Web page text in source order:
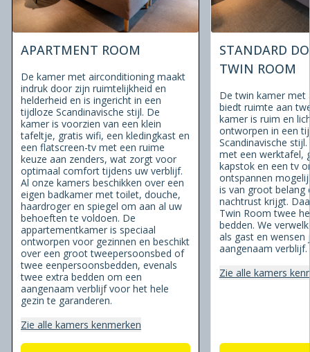
APARTMENT ROOM
De kamer met airconditioning maakt
indruk door zijn ruimtelijkheid en
helderheid en is ingericht in een
tijdloze Scandinavische stijl. De
kamer is voorzien van een klein
tafeltje, gratis wifi, een kledingkast en
een flatscreen-tv met een ruime
keuze aan zenders, wat zorgt voor
optimaal comfort tijdens uw verblijf.
Al onze kamers beschikken over een
eigen badkamer met toilet, douche,
haardroger en spiegel om aan al uw
behoeften te voldoen. De
appartementkamer is speciaal
ontworpen voor gezinnen en beschikt
over een groot tweepersoonsbed of
twee eenpersoonsbedden, evenals
twee extra bedden om een
aangenaam verblijf voor het hele
gezin te garanderen.
Zie alle kamers kenmerken
STANDARD
TWIN ROOM
De twin kamer met
biedt ruimte aan
kamer is ruim en
ontworpen in een
Scandinavische
met een werktafel,
kapstok en een tv
ontspannen
is van groot belang
nachtrust krijgt.
Twin Room twee
bedden. We
als gast en wensen
aangenaam verblijf.
Zie alle kamers